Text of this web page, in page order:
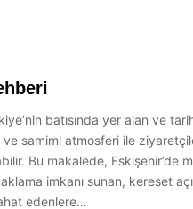
batısında yer alan ve
samimi atmosferi ile
Bu makalede, Eskişehir’de
imkanı sunan, kereset
edenlere…